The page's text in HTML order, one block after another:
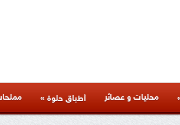
محليات و عصائر أطباق حلوة »